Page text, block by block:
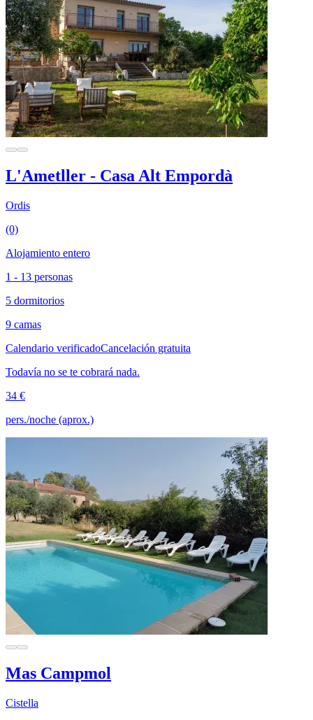
L'Ametller - Casa Alt Empordà
Ordis
(0)
Alojamiento entero
1 - 13 personas
5 dormitorios
9 camas
Calendario verificadoCancelación gratuita
Todavía no se te cobrará nada.
34 €
pers./noche (aprox.)
Mas Campmol
Cistella